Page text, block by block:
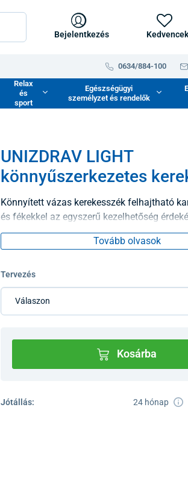
Bejelentkezés
0634/884-100
Relax
és
sport
Egészségügyi
személyzet és rendelők
UNIZDRAV LIGHT
könnyűszerkezetes
Könnyített vázas kerekesszék felhajtható
és fékekkel az egyszerű kezelhetőség
Tovább olvasok
Tervezés
Kosárba
Jótállás: 24 hónap